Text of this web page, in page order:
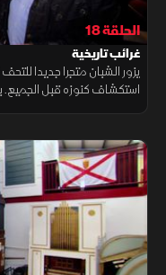
الحلقة 18
غرائب تاريخية
يزور الشبان متجرا جديدا
استكشاف كنوزه قبل